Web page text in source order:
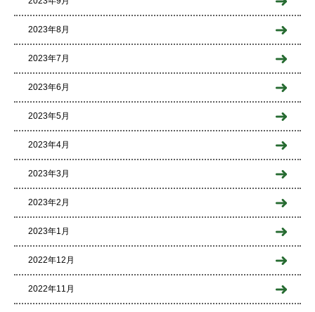
2023年8月
2023年7月
2023年6月
2023年5月
2023年4月
2023年3月
2023年2月
2023年1月
2022年12月
2022年11月